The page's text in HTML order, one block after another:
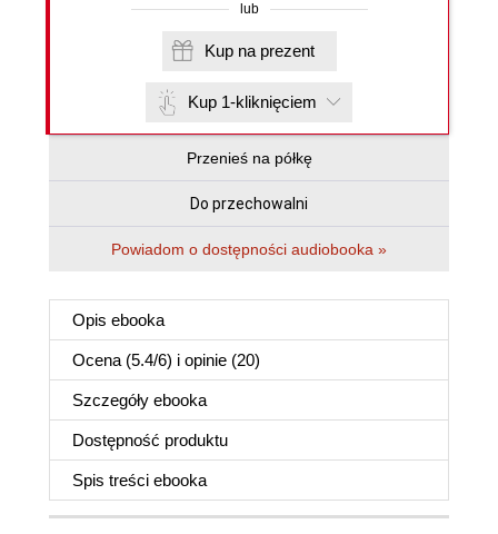
lub
Kup na prezent
Kup 1-kliknięciem
Przenieś na półkę
Do przechowalni
Powiadom o dostępności audiobooka »
Opis ebooka
Ocena (5.4/6) i opinie (20)
Szczegóły ebooka
Dostępność produktu
Spis treści ebooka